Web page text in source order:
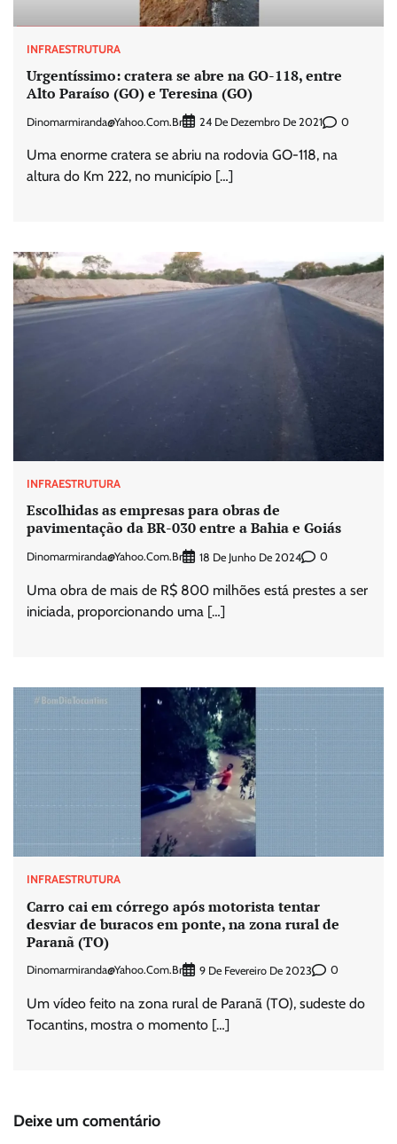
INFRAESTRUTURA
Urgentíssimo: cratera se abre na GO-118, entre
Alto Paraíso (GO) e Teresina (GO)
Dinomarmiranda@yahoo.com.br 24 De Dezembro De 2021 0
Uma enorme cratera se abriu na rodovia GO-118, na
altura do Km 222, no município […]
INFRAESTRUTURA
Escolhidas as empresas para obras de
pavimentação da BR-030 entre a Bahia e Goiás
Dinomarmiranda@yahoo.com.br 18 De Junho De 2024 0
Uma obra de mais de R$ 800 milhões está prestes a ser
iniciada, proporcionando uma […]
INFRAESTRUTURA
Carro cai em córrego após motorista tentar
desviar de buracos em ponte, na zona rural de
Paranã (TO)
Dinomarmiranda@yahoo.com.br 9 De Fevereiro De 2023 0
Um vídeo feito na zona rural de Paranã (TO), sudeste do
Tocantins, mostra o momento […]
Deixe um comentário